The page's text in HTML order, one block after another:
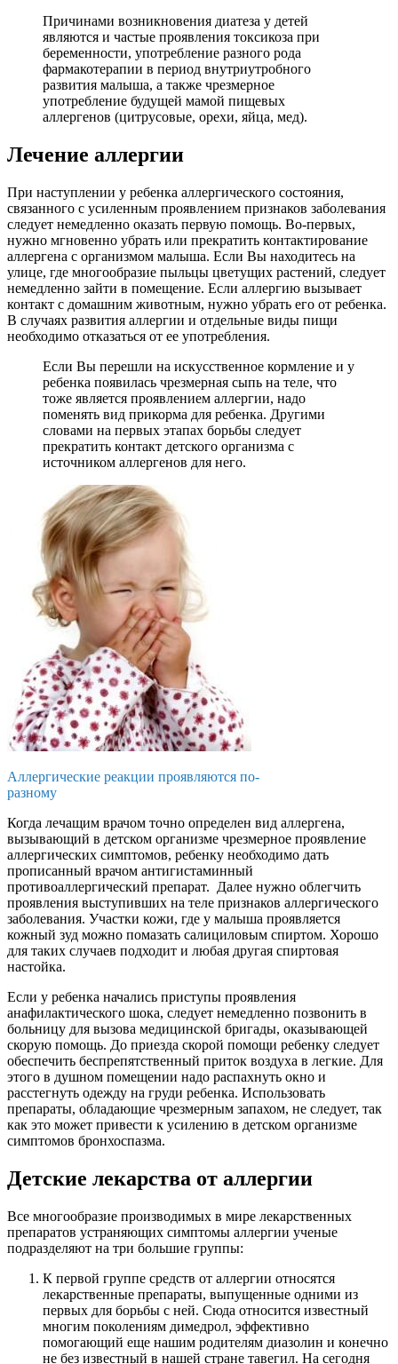
Причинами возникновения диатеза у детей
являются и частые проявления токсикоза при
беременности, употребление разного рода
фармакотерапии в период внутриутробного
развития малыша, а также чрезмерное
употребление будущей мамой пищевых
аллергенов (цитрусовые, орехи, яйца, мед).
Лечение аллергии
При наступлении у ребенка аллергического состояния,
связанного с усиленным проявлением признаков заболевания
следует немедленно оказать первую помощь. Во-первых,
нужно мгновенно убрать или прекратить контактирование
аллергена с организмом малыша. Если Вы находитесь на
улице, где многообразие пыльцы цветущих растений, следует
немедленно зайти в помещение. Если аллергию вызывает
контакт с домашним животным, нужно убрать его от ребенка.
В случаях развития аллергии и отдельные виды пищи
необходимо отказаться от ее употребления.
Если Вы перешли на искусственное кормление и у
ребенка появилась чрезмерная сыпь на теле, что
тоже является проявлением аллергии, надо
поменять вид прикорма для ребенка. Другими
словами на первых этапах борьбы следует
прекратить контакт детского организма с
источником аллергенов для него.
Аллергические реакции проявляются по-
разному
Когда лечащим врачом точно определен вид аллергена,
вызывающий в детском организме чрезмерное проявление
аллергических симптомов, ребенку необходимо дать
прописанный врачом антигистаминный
противоаллергический препарат. Далее нужно облегчить
проявления выступивших на теле признаков аллергического
заболевания. Участки кожи, где у малыша проявляется
кожный зуд можно помазать салициловым спиртом. Хорошо
для таких случаев подходит и любая другая спиртовая
настойка.
Если у ребенка начались приступы проявления
анафилактического шока, следует немедленно позвонить в
больницу для вызова медицинской бригады, оказывающей
скорую помощь. До приезда скорой помощи ребенку следует
обеспечить беспрепятственный приток воздуха в легкие. Для
этого в душном помещении надо распахнуть окно и
расстегнуть одежду на груди ребенка. Использовать
препараты, обладающие чрезмерным запахом, не следует, так
как это может привести к усилению в детском организме
симптомов бронхоспазма.
Детские лекарства от аллергии
Все многообразие производимых в мире лекарственных
препаратов устраняющих симптомы аллергии ученые
подразделяют на три большие группы:
К первой группе средств от аллергии относятся
лекарственные препараты, выпущенные одними из
первых для борьбы с ней. Сюда относится известный
многим поколениям димедрол, эффективно
помогающий еще нашим родителям диазолин и конечно
не без известный в нашей стране тавегил. На сегодня